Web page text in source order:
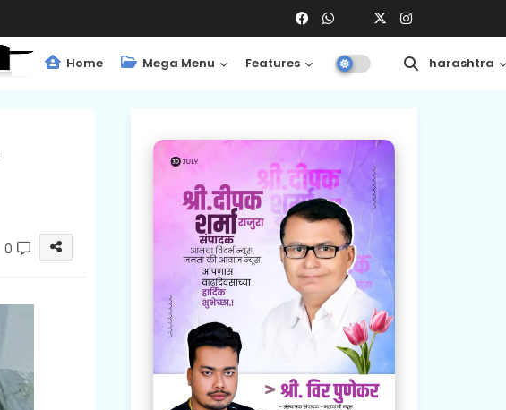
Home Mega Menu Features Central Maharashtra
0